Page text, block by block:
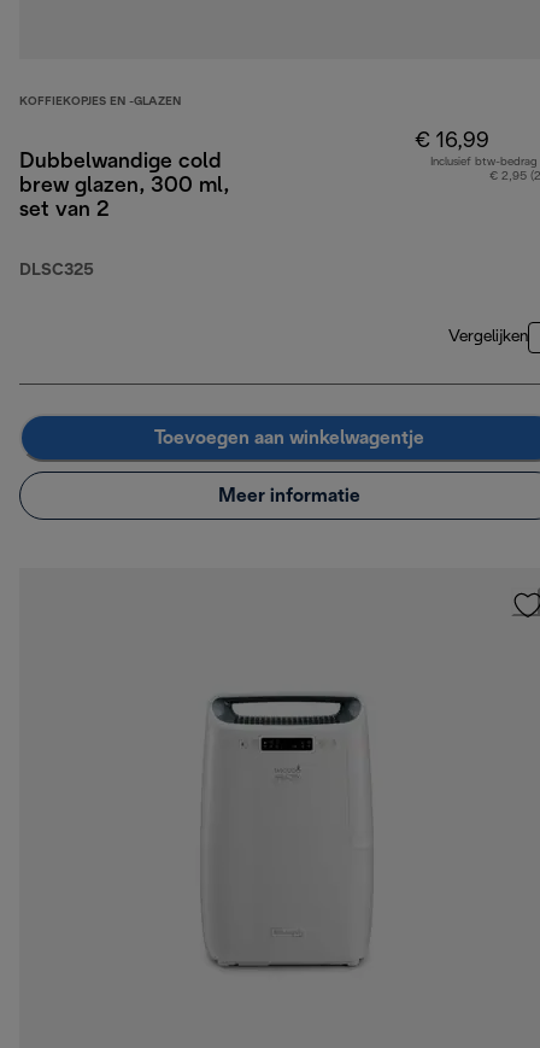
KOFFIEKOPJES EN -GLAZEN
Dubbelwandige cold
brew glazen, 300 ml,
set van 2
DLSC325
€ 16,99
Inclusief btw-bedrag
€ 2,95
Vergelijken
Toevoegen aan winkelwagentje
Meer informatie